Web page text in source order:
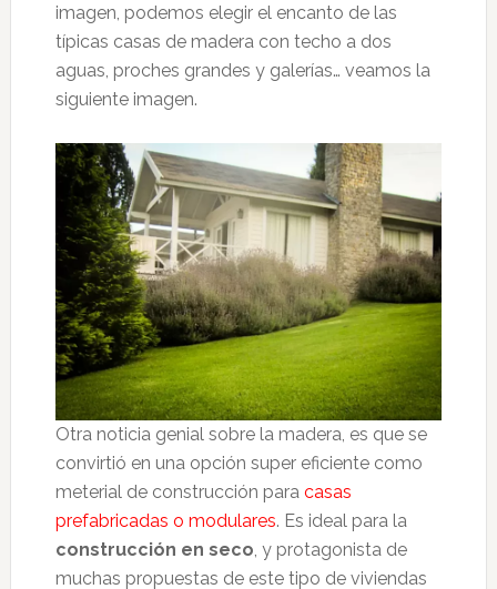
imagen, podemos elegir el encanto de las
típicas casas de madera con techo a dos
aguas, proches grandes y galerías… veamos la
siguiente imagen.
Otra noticia genial sobre la madera, es que se
convirtió en una opción super eficiente como
meterial de construcción para casas
prefabricadas o modulares. Es ideal para la
construcción en seco, y protagonista de
muchas propuestas de este tipo de viviendas